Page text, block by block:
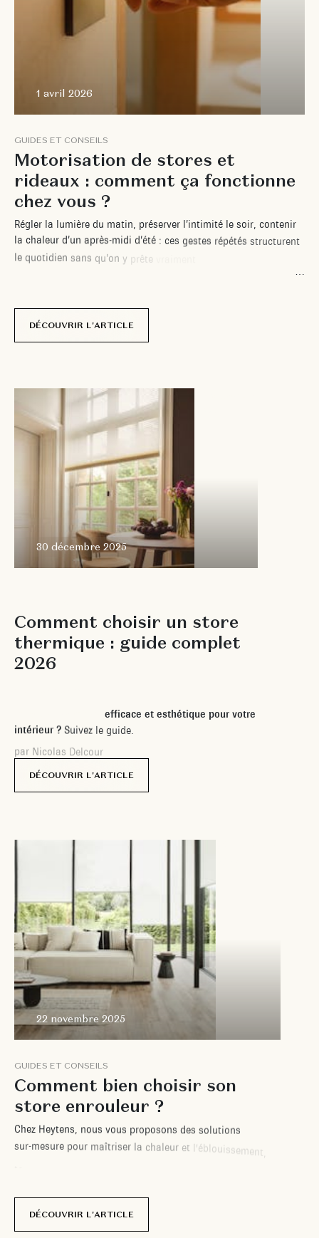
1 avril 2026
GUIDES ET CONSEILS
Motorisation de stores et
rideaux : comment ça fonctionne
chez vous ?
Régler la lumière du matin, préserver l’intimité le soir, contenir
la chaleur d’un après-midi d’été : ces gestes répétés structurent
le quotidien sans qu’on y p ête
sans rien sac
DÉCOUVRIR L'ARTICLE
30 décembre 2025
Comment choisir un store
thermique : guide complet
2026
efficace et esthétique pour votre
intérieur ? Suivez le guide
par Nicolas Delcour
DÉCOUVRIR L'ARTICLE
22 novembre 2025
GUIDES ET CONSEIL S
Comment bien choisir son
store enrouleur ?
Chez Heytens, nous vous proposons des solutions
sur-mesure pour maîtriser la chaleur et l'éblou
DÉCOUVRIR L'ARTICLE